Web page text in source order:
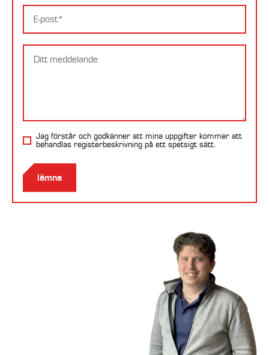
E-
postadress
Meddelande
Jag förstår och godkänner att mina uppgifter kommer att
behandlas registerbeskrivning på ett spetsigt sätt.